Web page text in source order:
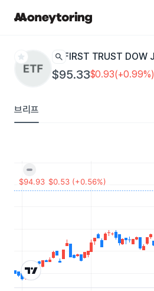
star search FIRST TRUST DOW
$95.33$0.93(+0.99%)
브리프